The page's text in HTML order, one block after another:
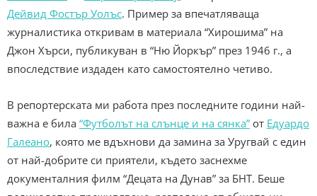
Дейвид Фостър Уолъс. Пример за впечатляваща
журналистика откривам в материала “Хирошима” на
Джон Хърси, публикуван в “Ню Йоркър” през 1946 г., а
впоследствие издаден като самостоятелно четиво.
В репортерската ми работа през последните години най-
важна е била “Футболът на слънце и на сянка” от Едуардо
Галеано, която ме вдъхнови да замина за Уругвай с един
от най-добрите си приятели, където заснехме
документалния филм “Децата на Дунав” за БНТ. Беше